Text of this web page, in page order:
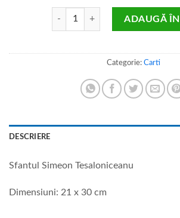
Cantitate Sfantul Simeon
ADAUGĂ
Categorie: Carti
DESCRIERE
Sfantul Simeon Tesaloniceanu
Dimensiuni: 21 x 30 cm